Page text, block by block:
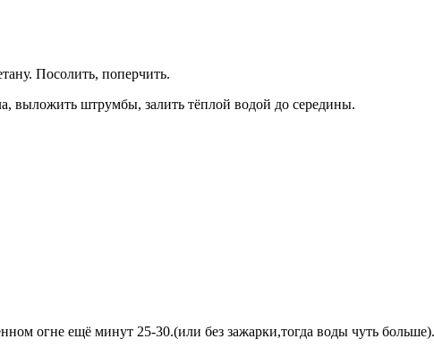
Посолить, поперчить.
выложить штрумбы, залить тёплой водой до середины.
огне ещё минут 25-30.(или без зажарки,тогда воды чуть больше).